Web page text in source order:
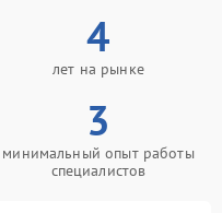
4
лет на рынке
3
минимальный опыт работы
специалистов